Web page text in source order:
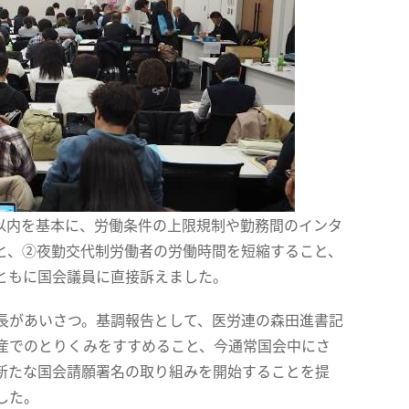
基本に、労働条件の上限規制や勤務間のインタ
②夜勤交代制労働者の労働時間を短縮すること、
に国会議員に直接訴えました。
あいさつ。基調報告として、医労連の森田進書記
のとりくみをすすめること、今通常国会中にさ
な国会請願署名の取り組みを開始することを提
。